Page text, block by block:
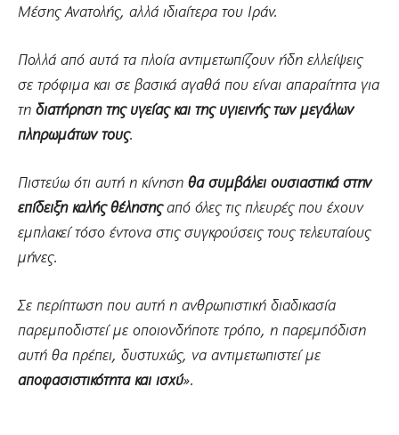
Μέσης Ανατολής, αλλά ιδιαίτερα του Ιράν.
Πολλά από αυτά τα πλοία αντιμετωπίζουν ήδη ελλείψεις
σε τρόφιμα και σε βασικά αγαθά που είναι απαραίτητα για
τη διατήρηση της υγείας και της υγιεινής των μεγάλων
πληρωμάτων τους.
Πιστεύω ότι αυτή η κίνηση θα συμβάλει ουσιαστικά στην
επίδειξη καλής θέλησηςαπό όλες τις πλευρές που έχουν
εμπλακεί τόσο έντονα στις συγκρούσεις τους τελευταίους
μήνες.
Σε περίπτωση που αυτή η ανθρωπιστική διαδικασία
παρεμποδιστεί με οποιονδήποτε τρόπο, η παρεμπόδιση
αυτή θα πρέπει, δυστυχώς, να αντιμετωπιστεί με
αποφασιστικότητα και ισχύ».